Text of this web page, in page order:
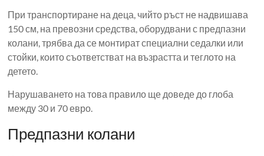
При транспортиране на деца, чийто ръст не надвишава
150 см, на превозни средства, оборудвани с предпазни
колани, трябва да се монтират специални седалки или
стойки, които съответстват на възрастта и теглото на
детето.
Нарушаването на това правило ще доведе до глоба
между 30 и 70 евро.
Предпазни колани